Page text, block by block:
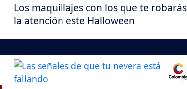
Los maquillajes con los que te robarás
la atención este Halloween